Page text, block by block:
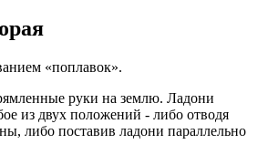
«поплавок».
руки на землю. Ладони
из двух положений - либо отводя
либо поставив ладони параллельно